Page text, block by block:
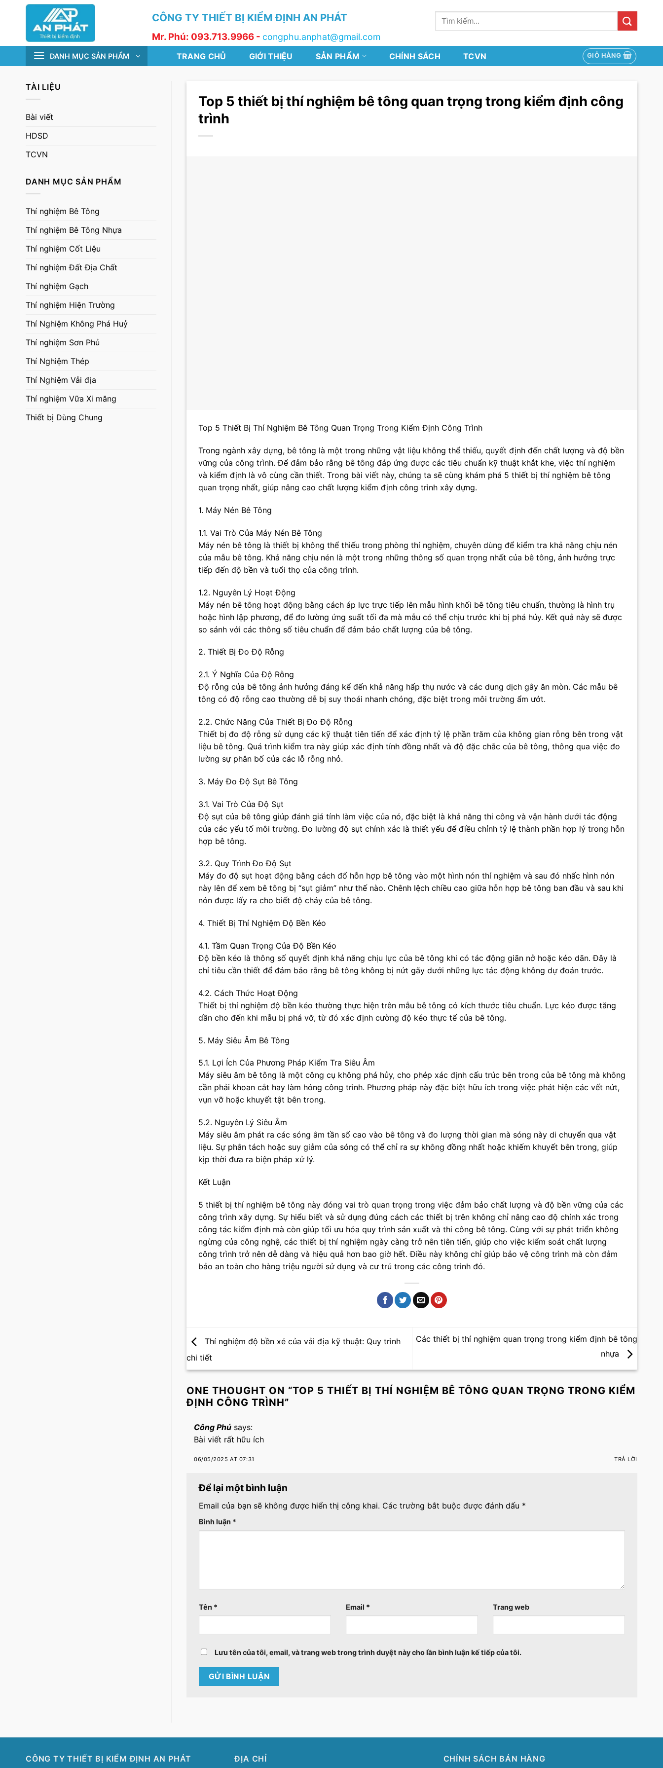
CÔNG TY THIẾT BỊ KIỂM ĐỊNH AN PHÁT
Mr. Phú: 093.713.9966 - congphu.anphat@gmail.com
Tìm
kiếm:
DANH MỤC SẢN PHẨM TRANG CHỦ GIỚI THIỆU SẢN PHẨM CHÍNH SÁCH TCVN GIỎ HÀNG
TÀI LIỆU
Bài viết
HDSD
TCVN
DANH MỤC SẢN PHẨM
Thí nghiệm Bê Tông
Thí nghiệm Bê Tông Nhựa
Thí nghiệm Cốt Liệu
Thí nghiệm Đất Địa Chất
Thí nghiệm Gạch
Thí nghiệm Hiện Trường
Thí Nghiệm Không Phá Huỷ
Thí nghiệm Sơn Phủ
Thí Nghiệm Thép
Thí Nghiệm Vải địa
Thí nghiệm Vữa Xi măng
Thiết bị Dùng Chung
Top 5 thiết bị thí nghiệm bê tông quan trọng trong kiểm định công
trình
Top 5 Thiết Bị Thí Nghiệm Bê Tông Quan Trọng Trong Kiểm Định Công Trình
Trong ngành xây dựng, bê tông là một trong những vật liệu không thể thiếu, quyết định đến chất lượng và độ bền
vững của công trình. Để đảm bảo rằng bê tông đáp ứng được các tiêu chuẩn kỹ thuật khắt khe, việc thí nghiệm
và kiểm định là vô cùng cần thiết. Trong bài viết này, chúng ta sẽ cùng khám phá 5 thiết bị thí nghiệm bê tông
quan trọng nhất, giúp nâng cao chất lượng kiểm định công trình xây dựng.
1. Máy Nén Bê Tông
1.1. Vai Trò Của Máy Nén Bê Tông
Máy nén bê tông là thiết bị không thể thiếu trong phòng thí nghiệm, chuyên dùng để kiểm tra khả năng chịu nén
của mẫu bê tông. Khả năng chịu nén là một trong những thông số quan trọng nhất của bê tông, ảnh hưởng trực
tiếp đến độ bền và tuổi thọ của công trình.
1.2. Nguyên Lý Hoạt Động
Máy nén bê tông hoạt động bằng cách áp lực trực tiếp lên mẫu hình khối bê tông tiêu chuẩn, thường là hình trụ
hoặc hình lập phương, để đo lường ứng suất tối đa mà mẫu có thể chịu trước khi bị phá hủy. Kết quả này sẽ được
so sánh với các thông số tiêu chuẩn để đảm bảo chất lượng của bê tông.
2. Thiết Bị Đo Độ Rỗng
2.1. Ý Nghĩa Của Độ Rỗng
Độ rỗng của bê tông ảnh hưởng đáng kể đến khả năng hấp thụ nước và các dung dịch gây ăn mòn. Các mẫu bê
tông có độ rỗng cao thường dễ bị suy thoái nhanh chóng, đặc biệt trong môi trường ẩm ướt.
2.2. Chức Năng Của Thiết Bị Đo Độ Rỗng
Thiết bị đo độ rỗng sử dụng các kỹ thuật tiên tiến để xác định tỷ lệ phần trăm của không gian rỗng bên trong vật
liệu bê tông. Quá trình kiểm tra này giúp xác định tính đồng nhất và độ đặc chắc của bê tông, thông qua việc đo
lường sự phân bố của các lỗ rỗng nhỏ.
3. Máy Đo Độ Sụt Bê Tông
3.1. Vai Trò Của Độ Sụt
Độ sụt của bê tông giúp đánh giá tính làm việc của nó, đặc biệt là khả năng thi công và vận hành dưới tác động
của các yếu tố môi trường. Đo lường độ sụt chính xác là thiết yếu để điều chỉnh tỷ lệ thành phần hợp lý trong hỗn
hợp bê tông.
3.2. Quy Trình Đo Độ Sụt
Máy đo độ sụt hoạt động bằng cách đổ hỗn hợp bê tông vào một hình nón thí nghiệm và sau đó nhấc hình nón
này lên để xem bê tông bị “sụt giảm” như thế nào. Chênh lệch chiều cao giữa hỗn hợp bê tông ban đầu và sau khi
nón được lấy ra cho biết độ chảy của bê tông.
4. Thiết Bị Thí Nghiệm Độ Bền Kéo
4.1. Tầm Quan Trọng Của Độ Bền Kéo
Độ bền kéo là thông số quyết định khả năng chịu lực của bê tông khi có tác động giãn nở hoặc kéo dãn. Đây là
chỉ tiêu cần thiết để đảm bảo rằng bê tông không bị nứt gãy dưới những lực tác động không dự đoán trước.
4.2. Cách Thức Hoạt Động
Thiết bị thí nghiệm độ bền kéo thường thực hiện trên mẫu bê tông có kích thước tiêu chuẩn. Lực kéo được tăng
dần cho đến khi mẫu bị phá vỡ, từ đó xác định cường độ kéo thực tế của bê tông.
5. Máy Siêu Âm Bê Tông
5.1. Lợi Ích Của Phương Pháp Kiểm Tra Siêu Âm
Máy siêu âm bê tông là một công cụ không phá hủy, cho phép xác định cấu trúc bên trong của bê tông mà không
cần phải khoan cắt hay làm hỏng công trình. Phương pháp này đặc biệt hữu ích trong việc phát hiện các vết nứt,
vụn vỡ hoặc khuyết tật bên trong.
5.2. Nguyên Lý Siêu Âm
Máy siêu âm phát ra các sóng âm tần số cao vào bê tông và đo lượng thời gian mà sóng này di chuyển qua vật
liệu. Sự phân tách hoặc suy giảm của sóng có thể chỉ ra sự không đồng nhất hoặc khiếm khuyết bên trong, giúp
kịp thời đưa ra biện pháp xử lý.
Kết Luận
5 thiết bị thí nghiệm bê tông này đóng vai trò quan trọng trong việc đảm bảo chất lượng và độ bền vững của các
công trình xây dựng. Sự hiểu biết và sử dụng đúng cách các thiết bị trên không chỉ nâng cao độ chính xác trong
công tác kiểm định mà còn giúp tối ưu hóa quy trình sản xuất và thi công bê tông. Cùng với sự phát triển không
ngừng của công nghệ, các thiết bị thí nghiệm ngày càng trở nên tiên tiến, giúp cho việc kiểm soát chất lượng
công trình trở nên dễ dàng và hiệu quả hơn bao giờ hết. Điều này không chỉ giúp bảo vệ công trình mà còn đảm
bảo an toàn cho hàng triệu người sử dụng và cư trú trong các công trình đó.
Thí nghiệm độ bền xé của vải địa kỹ thuật: Quy trình
chi tiết
Các thiết bị thí nghiệm quan trọng trong kiểm định bê tông
nhựa
ONE THOUGHT ON “TOP 5 THIẾT BỊ THÍ NGHIỆM BÊ TÔNG QUAN TRỌNG TRONG KIỂM
ĐỊNH CÔNG TRÌNH”
Công Phú says:
Bài viết rất hữu ích
06/05/2025 AT 07:31 TRẢ LỜI
Để lại một bình luận
Email của bạn sẽ không được hiển thị công khai. Các trường bắt buộc được đánh dấu *
Bình luận *
Tên * Email * Trang web
Lưu tên của tôi, email, và trang web trong trình duyệt này cho lần bình luận kế tiếp của tôi.
CÔNG TY THIẾT BỊ KIỂM ĐỊNH AN PHÁT ĐỊA CHỈ CHÍNH SÁCH BÁN HÀNG